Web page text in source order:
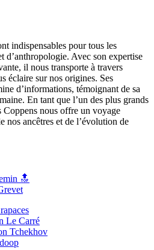
indispensables pour tous les
d’anthropologie. Avec son expertise
il nous transporte à travers
éclaire sur nos origines. Ses
d’informations, témoignant de sa
En tant que l’un des plus grands
Coppens nous offre un voyage
nos ancêtres et de l’évolution de
🔝
Le Carré
Tchekhov